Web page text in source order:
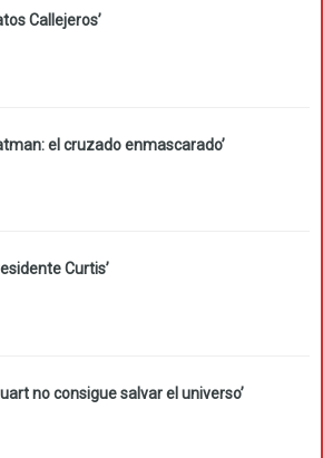
Callejeros’
el cruzado enmascarado’
Curtis’
no consigue salvar el universo’